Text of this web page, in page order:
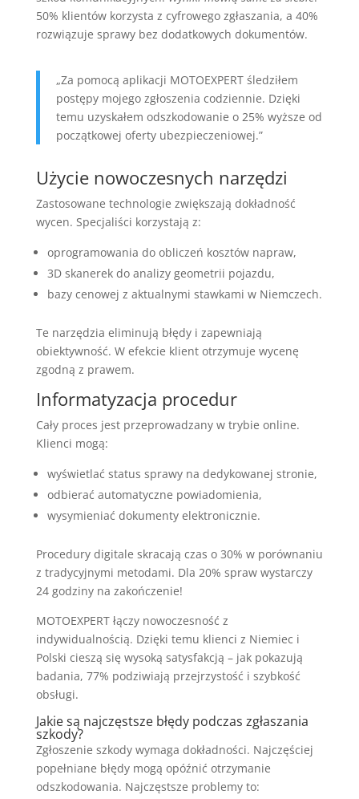
50% klientów korzysta z cyfrowego zgłaszania, a 40%
rozwiązuje sprawy bez dodatkowych dokumentów.
„Za pomocą aplikacji MOTOEXPERT śledziłem
postępy mojego zgłoszenia codziennie. Dzięki
temu uzyskałem odszkodowanie o 25% wyższe od
początkowej oferty ubezpieczeniowej.”
Użycie nowoczesnych narzędzi
Zastosowane technologie zwiększają dokładność
wycen. Specjaliści korzystają z:
oprogramowania do obliczeń kosztów napraw,
3D skanerek do analizy geometrii pojazdu,
bazy cenowej z aktualnymi stawkami w Niemczech.
Te narzędzia eliminują błędy i zapewniają
obiektywność. W efekcie klient otrzymuje wycenę
zgodną z prawem.
Informatyzacja procedur
Cały proces jest przeprowadzany w trybie online.
Klienci mogą:
wyświetlać status sprawy na dedykowanej stronie,
odbierać automatyczne powiadomienia,
wysymieniać dokumenty elektronicznie.
Procedury digitale skracają czas o 30% w porównaniu
z tradycyjnymi metodami. Dla 20% spraw wystarczy
24 godziny na zakończenie!
MOTOEXPERT łączy nowoczesność z
indywidualnością. Dzięki temu klienci z Niemiec i
Polski cieszą się wysoką satysfakcją – jak pokazują
badania, 77% podziwiają przejrzystość i szybkość
obsługi.
Jakie są najczęstsze błędy podczas zgłaszania
szkody?
Zgłoszenie szkody wymaga dokładności. Najczęściej
popełniane błędy mogą opóźnić otrzymanie
odszkodowania. Najczęstsze problemy to: